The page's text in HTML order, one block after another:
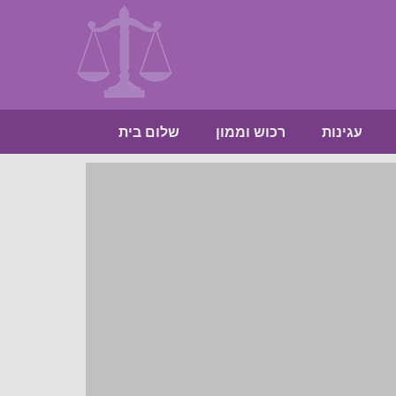
עגינות רכוש וממון שלום בית